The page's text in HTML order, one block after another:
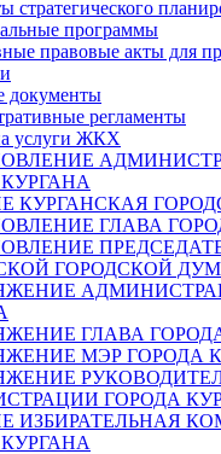
стратегического
программы
правовые акты для
документы
регламенты
услуги ЖКХ
КУРГАНСКАЯ
ГЛАВА
ГОРОДСКОЙ
ГЛАВА
МЭР ГОРОДА
ГОРОДА
ИЗБИРАТЕЛЬНАЯ